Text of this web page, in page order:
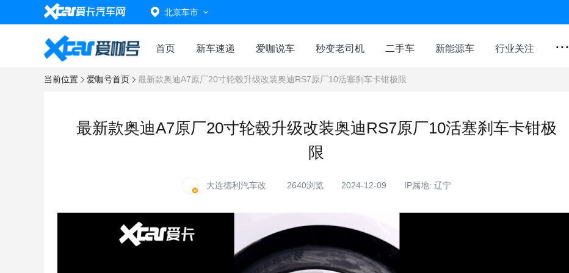
北京车市
首页 新车速递 爱咖说车 秒变老司机 二手车 新能源车 行业关注 ...
当前位置 爱咖号首页 最新款奥迪A7原厂20寸轮毂升级改装奥迪RS7原厂10活塞刹车卡钳极限
最新款奥迪A7原厂20寸轮毂升级改装奥迪RS7原厂10活塞刹车卡钳极
限
大连德利汽车改 2640浏览 2024-12-09 IP属地: 辽宁